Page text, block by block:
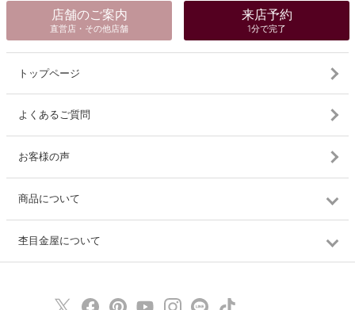
店舗のご案内
直営店・その他店舗
来店予約
1分で完了
トップページ
よくあるご質問
お客様の声
商品について
杢目金屋について